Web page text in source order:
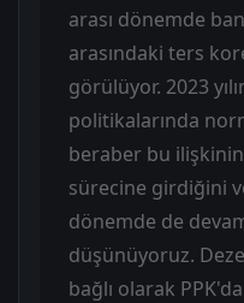
arası dönemde
arasındaki ters
görülüyor. 2023
politikalarında
beraber bu
sürecine girdiğini
dönemde de
düşünüyoruz.
bağlı olarak